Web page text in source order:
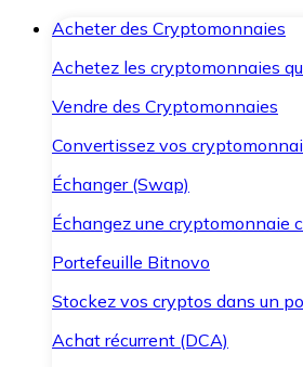
Acheter des Cryptomonnaies
Achetez les cryptomonnaies
Vendre des Cryptomonnaies
Convertissez vos
Échanger (Swap)
Échangez une cryptomonnaie
Portefeuille Bitnovo
Stockez vos cryptos dans un
Achat récurrent (DCA)